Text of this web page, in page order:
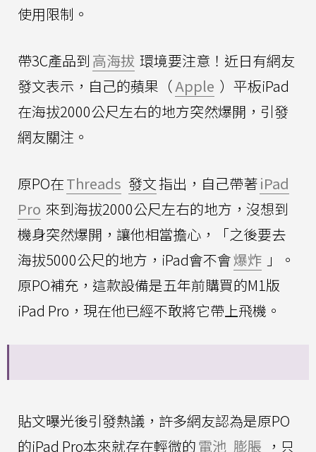
使用限制。
帶3C產品到 高海拔 環境要注意！近日有網友
發文表示，自己的蘋果（Apple ）平板iPad
在海拔2000公尺左右的地方突然爆開，引發
網友關注。
原PO在Threads 發文指出，自己帶著iPad
Pro 來到海拔2000公尺左右的地方，沒想到
機身突然爆開，讓他相當擔心，「之後要去
海拔5000公尺的地方，iPad會不會爆炸 」。
原PO補充，這款設備是五年前購買的M1版
iPad Pro，現在他已經不敢將它帶上飛機。
貼文曝光後引發熱議，許多網友認為是原PO
的iPad Pro本來就存在輕微的電池 膨脹 ，只